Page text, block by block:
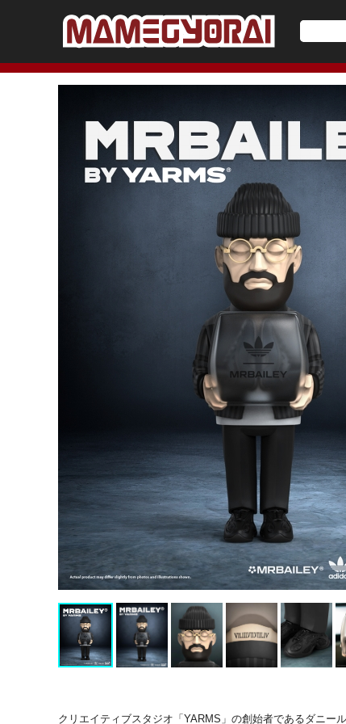
クリエイティブスタジオ「YARMS」の創始者であるダニー